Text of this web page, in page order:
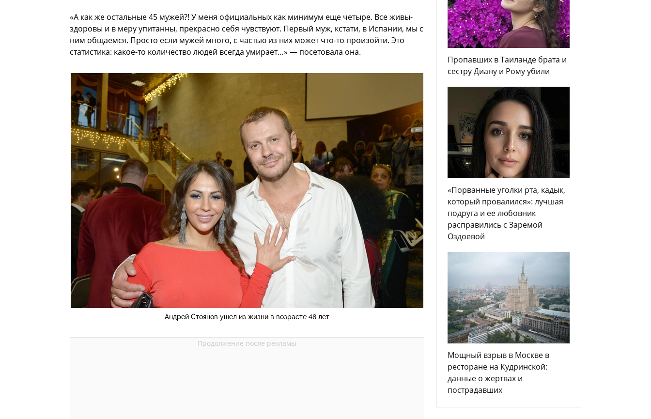
«А как же остальные 45 мужей?! У меня официальных как минимум еще четыре. Все живы-
здоровы и в меру упитанны, прекрасно себя чувствуют. Первый муж, кстати, в Испании, мы с
ним общаемся. Просто если мужей много, с частью из них может что-то произойти. Это
статистика: какое-то количество людей всегда умирает…» — посетовала она.
Андрей Стоянов ушел из жизни в возрасте 48 лет
Пропавших в Таиланде брата и
сестру Диану и Рому убили
«Порванные уголки рта, кадык,
который провалился»: лучшая
подруга и ее любовник
расправились с Заремой
Оздоевой
Мощный взрыв в Москве в
ресторане на Кудринской:
данные о жертвах и
пострадавших